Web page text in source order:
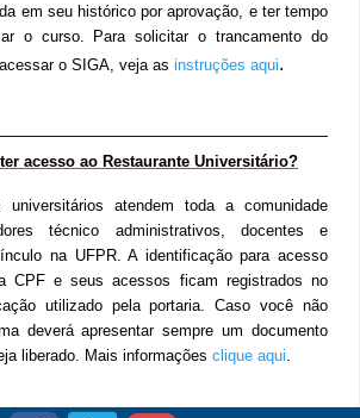
em seu histórico por aprovação, e ter tempo
o curso. Para solicitar o trancamento do
o SIGA, veja as instruções aqui.
acesso ao Restaurante Universitário?
universitários atendem toda a comunidade
técnico administrativos, docentes e
na UFPR. A identificação para acesso
CPF e seus acessos ficam registrados no
utilizado pela portaria. Caso você não
deverá apresentar sempre um documento
liberado. Mais informações clique aqui